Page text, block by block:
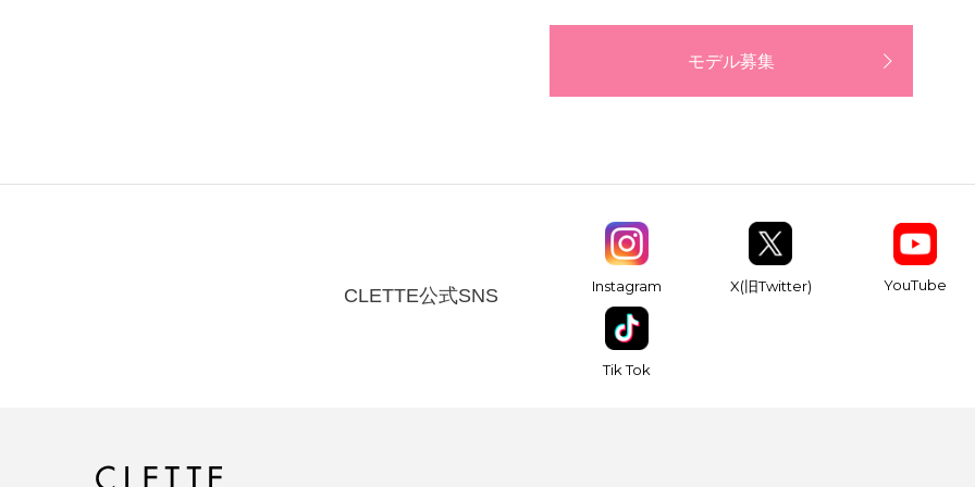
モデル募集
CLETTE公式SNS Instagram X(旧Twitter) YouTube
Tik Tok